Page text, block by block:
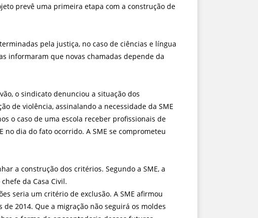
prevê uma primeira etapa com a construção de
pela justiça, no caso de ciências e língua
informaram que novas chamadas depende da
o sindicato denunciou a situação dos
de violência, assinalando a necessidade da SME
o caso de uma escola receber profissionais de
dia do fato ocorrido. A SME se comprometeu
a construção dos critérios. Segundo a SME, a
da Casa Civil.
seria um critério de exclusão. A SME afirmou
2014. Que a migração não seguirá os moldes